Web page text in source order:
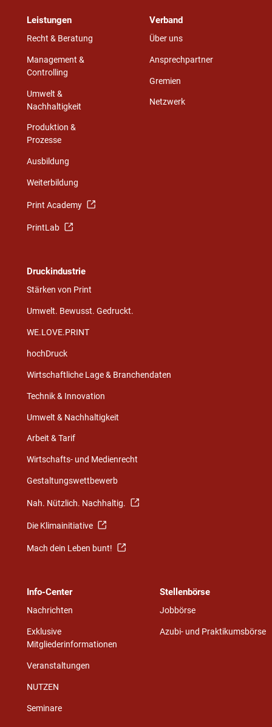
Leistungen
Recht & Beratung
Management &
Controlling
Umwelt &
Nachhaltigkeit
Produktion &
Prozesse
Ausbildung
Weiterbildung
Print Academy
PrintLab
Verband
Über uns
Ansprechpartner
Gremien
Netzwerk
Druckindustrie
Stärken von Print
Umwelt. Bewusst. Gedruckt.
WE.LOVE.PRINT
hochDruck
Wirtschaftliche Lage & Branchendaten
Technik & Innovation
Umwelt & Nachhaltigkeit
Arbeit & Tarif
Wirtschafts- und Medienrecht
Gestaltungswettbewerb
Nah. Nützlich. Nachhaltig.
Die Klimainitiative
Mach dein Leben bunt!
Info-Center
Nachrichten
Exklusive
Mitgliederinformationen
Veranstaltungen
NUTZEN
Seminare
Stellenbörse
Jobbörse
Azubi- und Praktikumsbörse